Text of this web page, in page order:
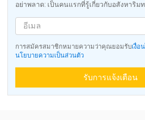
อย่าพลาด: เป็นคนแรกที่รู้เกี่ยวกับอสังหาริม
การสมัครสมาชิกหมายความว่าคุณยอมรับเงื่อ
นโยบายความเป็นส่วนตัว
รับการแจ้งเตือน